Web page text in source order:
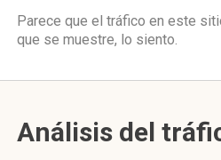
Parece que el tráfico en este
que se muestre, lo siento.
Análisis del